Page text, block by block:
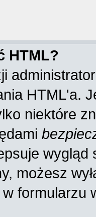
HTML?
HTML'a.
niektóre
wygląd
możesz
formularzu